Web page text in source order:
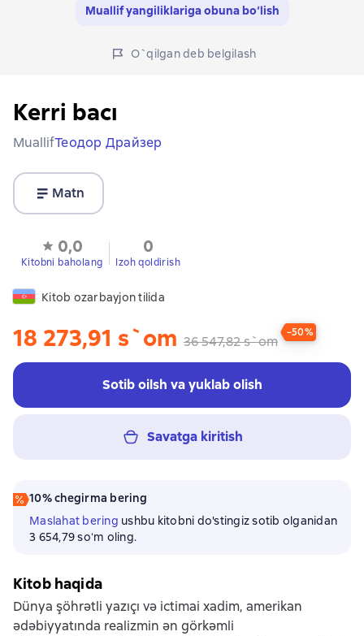
Muallif yangiliklariga obuna bo‘lish
O`qilgan deb belgilash
Kerri bacı
MuallifТеодор Драйзер
Matn
0,0
Kitobni baholang
0
Izoh qoldirish
Kitob ozarbayjon tilida
18 273,91 s`om 36 547,82 s`om
−50%
Sotib oilsh va yuklab olish
Savatga kiritish
10% chegirma bering
Maslahat bering ushbu kitobni do'stingiz sotib olganidan
3 654,79 soʻm oling.
Kitob haqida
Dünya şöhrətli yazıçı və ictimai xadim, amerikan
ədəbiyyatında realizmin ən görkəmli